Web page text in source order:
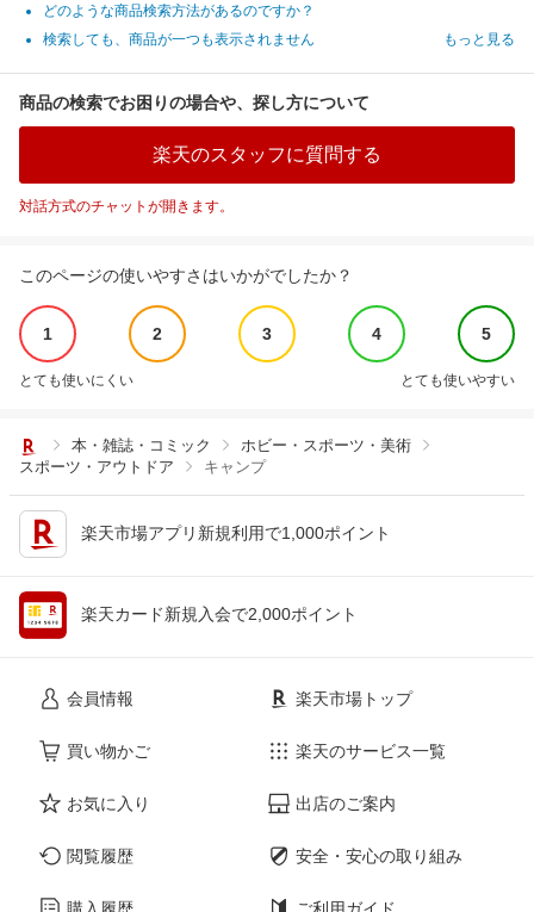
どのような商品検索方法があるのですか？
検索しても、商品が一つも表示されません
もっと見る
商品の検索でお困りの場合や、探し方について
楽天のスタッフに質問する
対話方式のチャットが開きます。
このページの使いやすさはいかがでしたか？
1 2 3 4 5
とても使いにくい とても使いやすい
本・雑誌・コミック
ホビー・スポーツ・美術
スポーツ・アウトドア
キャンプ
楽天市場アプリ新規利用で1,000ポイント
楽天カード新規入会で2,000ポイント
会員情報
買い物かご
お気に入り
閲覧履歴
購入履歴
楽天市場トップ
楽天のサービス一覧
出店のご案内
安全・安心の取り組み
ご利用ガイド